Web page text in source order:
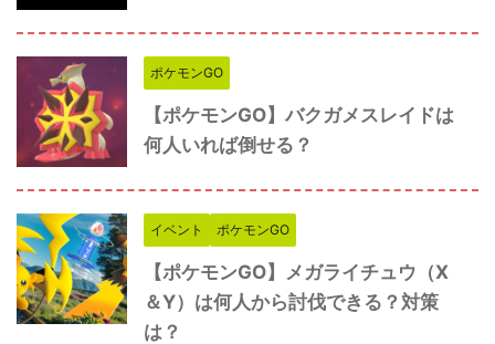
ポケモンGO
【ポケモンGO】バクガメスレイドは
何人いれば倒せる？
イベント ポケモンGO
【ポケモンGO】メガライチュウ（X
＆Y）は何人から討伐できる？対策
は？